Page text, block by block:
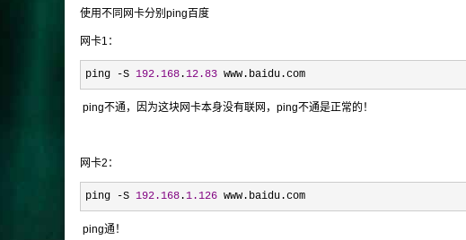
使用不同网卡分别ping百度
网卡1：
ping -S 192.168 .12.83 www.baidu.com
ping不通，因为这块网卡本身没有联网，ping不通是正常的！
网卡2：
ping -S 192.168 .1.126 www.baidu.com
ping通！